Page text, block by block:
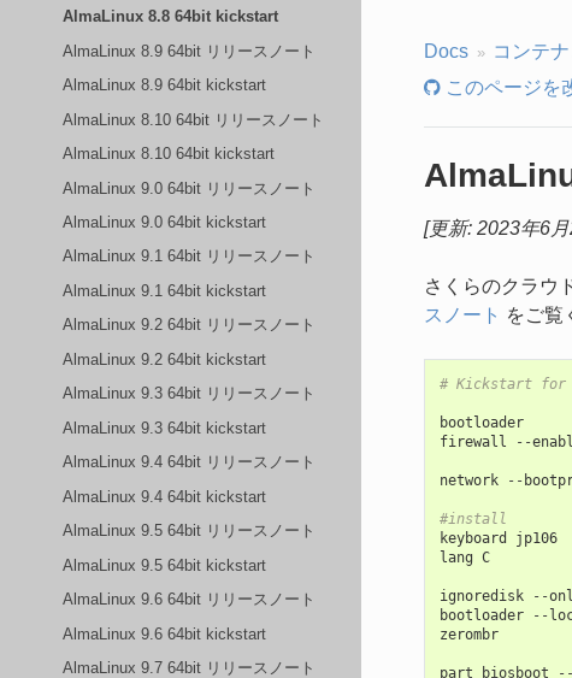
AlmaLinux 8.8 64bit kickstart
AlmaLinux 8.9 64bit リリースノート
AlmaLinux 8.9 64bit kickstart
AlmaLinux 8.10 64bit リリースノート
AlmaLinux 8.10 64bit kickstart
AlmaLinux 9.0 64bit リリースノート
AlmaLinux 9.0 64bit kickstart
AlmaLinux 9.1 64bit リリースノート
AlmaLinux 9.1 64bit kickstart
AlmaLinux 9.2 64bit リリースノート
AlmaLinux 9.2 64bit kickstart
AlmaLinux 9.3 64bit リリースノート
AlmaLinux 9.3 64bit kickstart
AlmaLinux 9.4 64bit リリースノート
AlmaLinux 9.4 64bit kickstart
AlmaLinux 9.5 64bit リリースノート
AlmaLinux 9.5 64bit kickstart
AlmaLinux 9.6 64bit リリースノート
AlmaLinux 9.6 64bit kickstart
AlmaLinux 9.7 64bit リリースノート
Docs コンテ
このページを
[更新: 2023年6
さくらのクラウ
スノート をご覧
# Kickstart for
bootloader
firewall
--
network --
#install
keyboard
jp106
lang C
ignoredisk --
bootloader
--
zerombr
part biosboot --